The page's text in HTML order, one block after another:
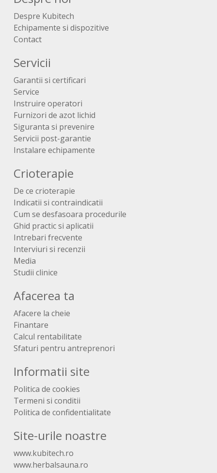
Despre Kubitech
Echipamente si dispozitive
Contact
Servicii
Garantii si certificari
Service
Instruire operatori
Furnizori de azot lichid
Siguranta si prevenire
Servicii post-garantie
Instalare echipamente
Crioterapie
De ce crioterapie
Indicatii si contraindicatii
Cum se desfasoara procedurile
Ghid practic si aplicatii
Intrebari frecvente
Interviuri si recenzii
Media
Studii clinice
Afacerea ta
Afacere la cheie
Finantare
Calcul rentabilitate
Sfaturi pentru antreprenori
Informatii site
Politica de cookies
Termeni si conditii
Politica de confidentialitate
Site-urile noastre
www.kubitech.ro
www.herbalsauna.ro